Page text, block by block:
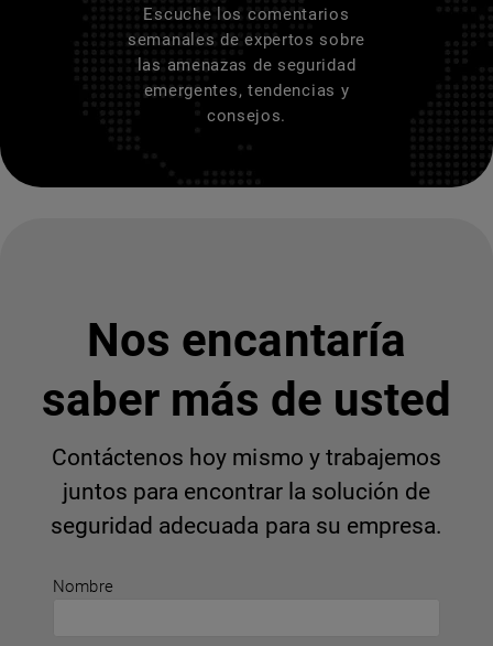
Escuche los comentarios
semanales de expertos sobre
las amenazas de seguridad
emergentes, tendencias y
consejos.
Nombre
Nos encantaría
saber más de usted
Contáctenos hoy mismo y trabajemos
juntos para encontrar la solución de
seguridad adecuada para su empresa.